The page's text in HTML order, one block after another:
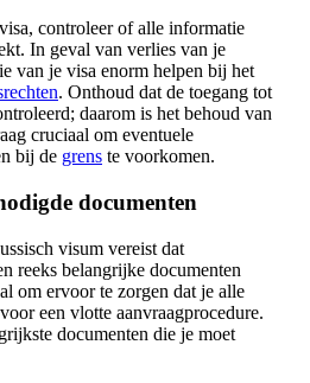
controleer of alle informatie
In geval van verlies van je
van je visa enorm helpen bij het
. Onthoud dat de toegang tot
daarom is het behoud van
cruciaal om eventuele
bij de grens te voorkomen.
documenten
visum vereist dat
reeks belangrijke documenten
om ervoor te zorgen dat je alle
een vlotte aanvraagprocedure.
documenten die je moet